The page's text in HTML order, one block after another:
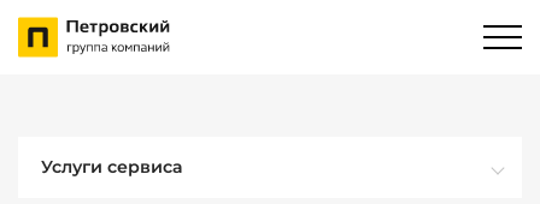
Услуги сервиса